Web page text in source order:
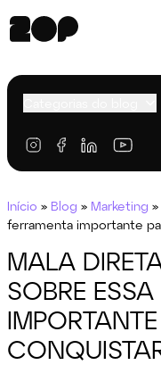
Início » Blog » Marketing
ferramenta importante
MALA
SOBRE